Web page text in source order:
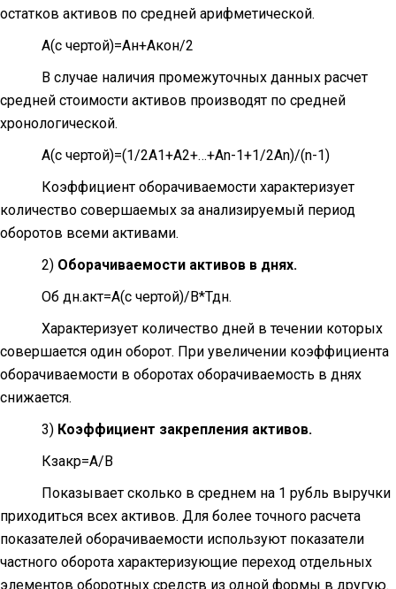
остатков активов по средней арифметической.
А(с чертой)=Ан+Акон/2
В случае наличия промежуточных данных расчет
средней стоимости активов производят по средней
хронологической.
А(с чертой)=(1/2А1+А2+…+Аn-1+1/2Аn)/(n-1)
Коэффициент оборачиваемости характеризует
количество совершаемых за анализируемый период
оборотов всеми активами.
2) Оборачиваемости активов в днях.
Об дн.акт=А(с чертой)/В*Тдн.
Характеризует количество дней в течении которых
совершается один оборот. При увеличении коэффициента
оборачиваемости в оборотах оборачиваемость в днях
снижается.
3) Коэффициент закрепления активов.
Кзакр=А/В
Показывает сколько в среднем на 1 рубль выручки
приходиться всех активов. Для более точного расчета
показателей оборачиваемости используют показатели
частного оборота характеризующие переход отдельных
элементов оборотных средств из одной формы в другую.